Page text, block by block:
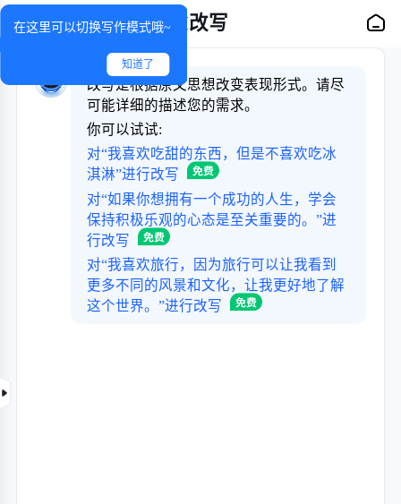
AI改写
在这里可以切换写作模式哦~
知道了
改写是根据原文思想改变表现形式。请尽
可能详细的描述您的需求。
你可以试试:
对“我喜欢吃甜的东西，但是不喜欢吃冰
淇淋”进行改写
对“如果你想拥有一个成功的人生，学会
保持积极乐观的心态是至关重要的。”进
行改写
对“我喜欢旅行，因为旅行可以让我看到
更多不同的风景和文化，让我更好地了解
这个世界。”进行改写